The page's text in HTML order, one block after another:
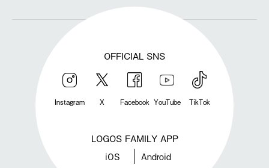
OFFICIAL SNS
Instagram X Facebook YouTube TikTok
LOGOS FAMILY APP
iOS Android